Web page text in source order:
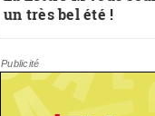
un très bel été !
Publicité